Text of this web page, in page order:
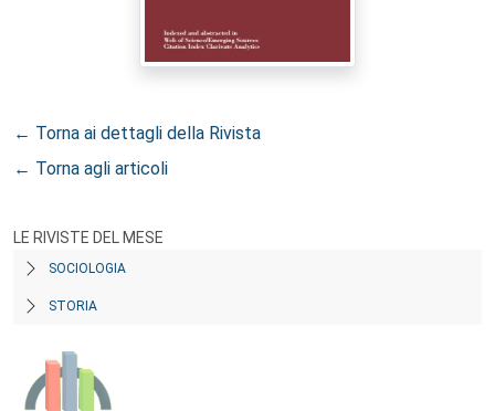
← Torna ai dettagli della Rivista
← Torna agli articoli
LE RIVISTE DEL MESE
SOCIOLOGIA
STORIA